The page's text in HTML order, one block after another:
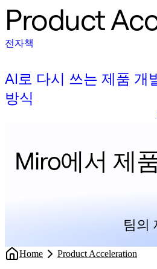
Product
전자책
AI로 다시 쓰는 제품 개
방식
Miro에서 제
팀의
Home Product Acceleration